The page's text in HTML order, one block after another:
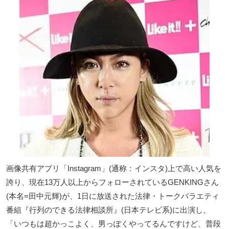
画像共有アプリ「Instagram」(通称：インスタ)上で高い人気を
誇り、現在13万人以上からフォローされているGENKINGさん
(本名=田中元輝)が、1日に放送された法律・トークバラエティ
番組『行列のできる法律相談所』(日本テレビ系)に出演し、
「いつもは超かっこよく、男っぽくやってるんですけど、普段